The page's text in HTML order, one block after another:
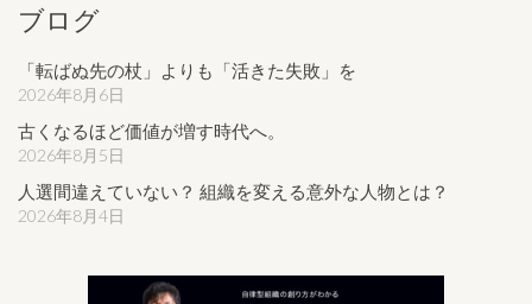
ブログ
「転ばぬ先の杖」よりも「活きた失敗」を
2026年8月6日
古くなるほど価値が増す時代へ。
2026年8月5日
人選間違えていない？ 組織を変える意外な人物とは？
2026年8月4日